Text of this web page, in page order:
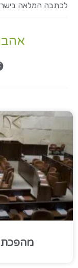
לכתבה המלאה
מהפכת